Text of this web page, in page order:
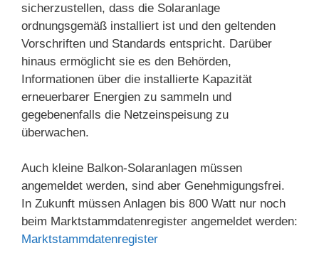
sicherzustellen, dass die Solaranlage
ordnungsgemäß installiert ist und den geltenden
Vorschriften und Standards entspricht. Darüber
hinaus ermöglicht sie es den Behörden,
Informationen über die installierte Kapazität
erneuerbarer Energien zu sammeln und
gegebenenfalls die Netzeinspeisung zu
überwachen.
Auch kleine Balkon-Solaranlagen müssen
angemeldet werden, sind aber Genehmigungsfrei.
In Zukunft müssen Anlagen bis 800 Watt nur noch
beim Marktstammdatenregister angemeldet werden:
Marktstammdatenregister